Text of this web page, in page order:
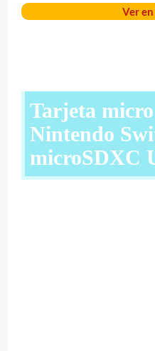
Ver
Tarjeta
Nintendo
microSDXC